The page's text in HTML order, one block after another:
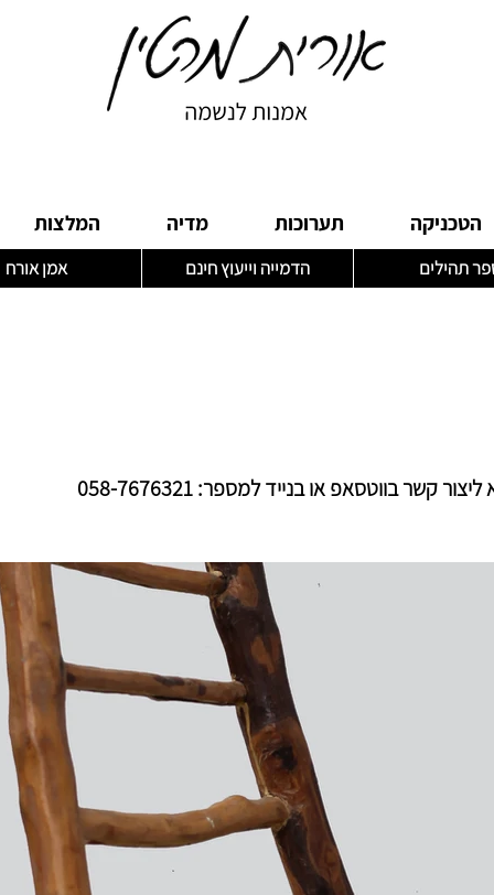
הטכניקה תערוכות מדיה המלצות
תהילים הדמייה וייעוץ חינם אמן אורח
קשר בווטסאפ או בנייד למספר: 058-7676321